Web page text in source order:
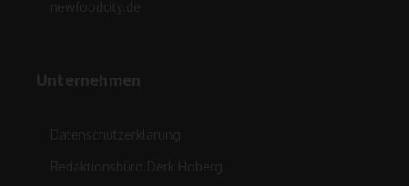
newfoodcity.de
Unternehmen
Datenschutzerklärung
Redaktionsbüro Derk Hoberg